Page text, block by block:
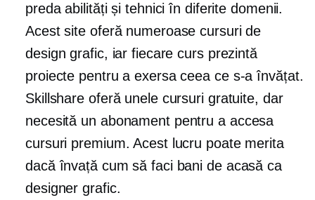
preda abilități și tehnici în diferite domenii.
Acest site oferă numeroase cursuri de
design grafic, iar fiecare curs prezintă
proiecte pentru a exersa ceea ce s-a învățat.
Skillshare oferă unele cursuri gratuite, dar
necesită un abonament pentru a accesa
cursuri premium. Acest lucru poate merita
dacă învață cum să faci bani de acasă ca
designer grafic.